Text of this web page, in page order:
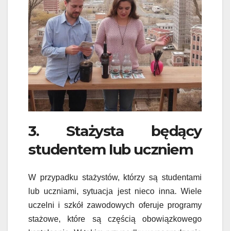
3. Stażysta będący
studentem lub uczniem
W przypadku stażystów, którzy są studentami
lub uczniami, sytuacja jest nieco inna. Wiele
uczelni i szkół zawodowych oferuje programy
stażowe, które są częścią obowiązkowego